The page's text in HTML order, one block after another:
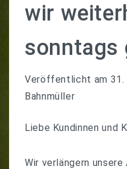
wir
sonntags
Veröffentlicht am 31.
Bahnmüller
Liebe Kundinnen und
Wir verlängern